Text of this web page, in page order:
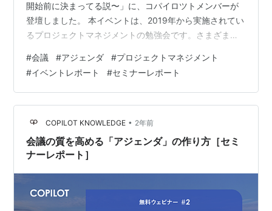
開始前に決まってる説〜」に、コパイロツトメンバーが
登壇しました。 本イベントは、2019年から実施されてい
るプロジェクトマネジメントの勉強会です。さまざまな
ぞれの課題やナレッジをシェアする場として運営されて
います。 今回のテーマは、プロジェクトを成功に導くた
めにとても重要な「プロジェクト開始前（立ち上げ時）
に必要なこと」。 このレポートでは、コパイロツトの越
川英宣（プロジェクトマネージャー・プロジェクトファ
シリテーター）が当日…
#会議 #アジェンダ #プロジェクトマネジメント
#イベントレポート #セミナーレポート
COPILOT KNOWLEDGE • 2年前
会議の質を高める「アジェンダ」の作り方［セミ
ナーレポート］